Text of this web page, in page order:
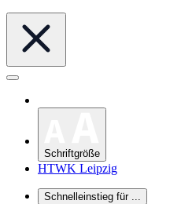
Schriftgröße
HTWK Leipzig
Schnelleinstieg für ...